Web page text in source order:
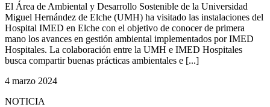
El Área de Ambiental y Desarrollo Sostenible de la Universidad
Miguel Hernández de Elche (UMH) ha visitado las instalaciones del
Hospital IMED en Elche con el objetivo de conocer de primera
mano los avances en gestión ambiental implementados por IMED
Hospitales. La colaboración entre la UMH e IMED Hospitales
busca compartir buenas prácticas ambientales e [...]
4 marzo 2024
NOTICIA